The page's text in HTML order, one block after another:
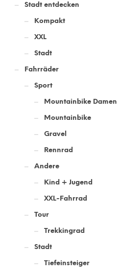
Stadt entdecken
Kompakt
XXL
Stadt
Fahrräder
Sport
Mountainbike Damen
Mountainbike
Gravel
Rennrad
Andere
Kind + Jugend
XXL-Fahrrad
Tour
Trekkingrad
Stadt
Tiefeinsteiger